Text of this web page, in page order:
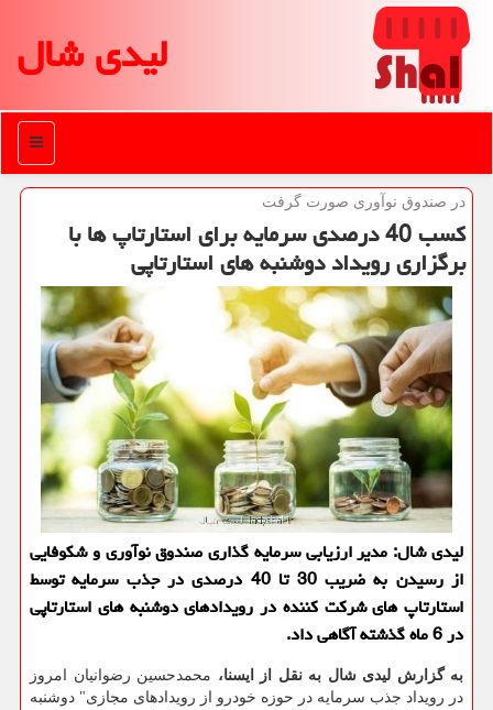
لیدی شال
منو
در صندوق نوآوری صورت گرفت
كسب 40 درصدی سرمایه برای استارتاپ ها با
برگزاری رویداد دوشنبه های استارتاپی
لیدی شال: مدیر ارزیابی سرمایه گذاری صندوق نوآوری و شكوفایی
از رسیدن به ضریب 30 تا 40 درصدی در جذب سرمایه توسط
استارتاپ های شركت كننده در رویدادهای دوشنبه های استارتاپی
در 6 ماه گذشته آگاهی داد.
به گزارش لیدی شال به نقل از ایسنا، محمدحسین رضوانیان امروز
در رویداد جذب سرمایه در حوزه خودرو از رویدادهای مجازی" دوشنبه